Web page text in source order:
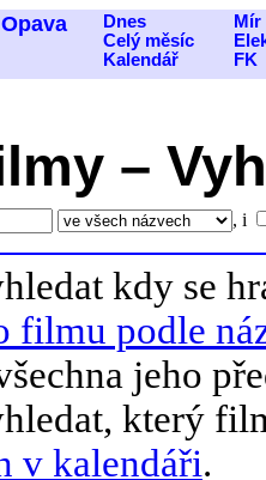
Opava
Dnes
Celý měsíc
Kalendář
Mír
FK
–
, i
kdy se
filmu podle
jeho
který
v kalendáři.